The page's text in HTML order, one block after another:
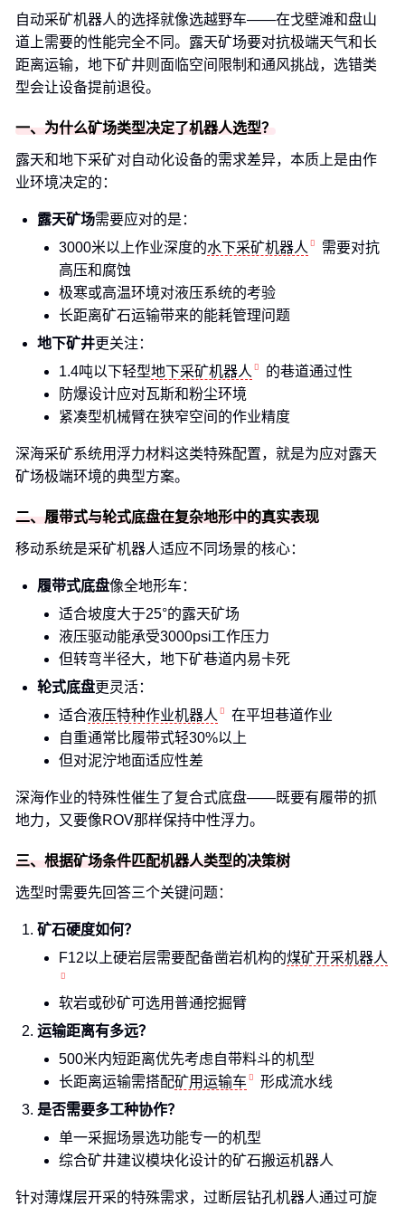
自动采矿机器人的选择就像选越野车——在戈壁滩和盘山
道上需要的性能完全不同。露天矿场要对抗极端天气和长
距离运输，地下矿井则面临空间限制和通风挑战，选错类
型会让设备提前退役。
一、为什么矿场类型决定了机器人选型？
露天和地下采矿对自动化设备的需求差异，本质上是由作
业环境决定的：
露天矿场需要应对的是：
3000米以上作业深度的水下采矿机器人
需要对抗
高压和腐蚀
极寒或高温环境对液压系统的考验
长距离矿石运输带来的能耗管理问题
地下矿井更关注：
1.4吨以下轻型地下采矿机器人
的巷道通过性
防爆设计应对瓦斯和粉尘环境
紧凑型机械臂在狭窄空间的作业精度
深海采矿系统用浮力材料这类特殊配置，就是为应对露天
矿场极端环境的典型方案。
二、履带式与轮式底盘在复杂地形中的真实表现
移动系统是采矿机器人适应不同场景的核心：
履带式底盘像全地形车：
适合坡度大于25°的露天矿场
液压驱动能承受3000psi工作压力
但转弯半径大，地下矿巷道内易卡死
轮式底盘更灵活：
适合液压特种作业机器人
在平坦巷道作业
自重通常比履带式轻30%以上
但对泥泞地面适应性差
深海作业的特殊性催生了复合式底盘——既要有履带的抓
地力，又要像ROV那样保持中性浮力。
三、根据矿场条件匹配机器人类型的决策树
选型时需要先回答三个关键问题：
矿石硬度如何？
F12以上硬岩层需要配备凿岩机构的煤矿开采机器人
软岩或砂矿可选用普通挖掘臂
运输距离有多远？
500米内短距离优先考虑自带料斗的机型
长距离运输需搭配矿用运输车
形成流水线
是否需要多工种协作？
单一采掘场景选功能专一的机型
综合矿井建议模块化设计的矿石搬运机器人
针对薄煤层开采的特殊需求，过断层钻孔机器人通过可旋